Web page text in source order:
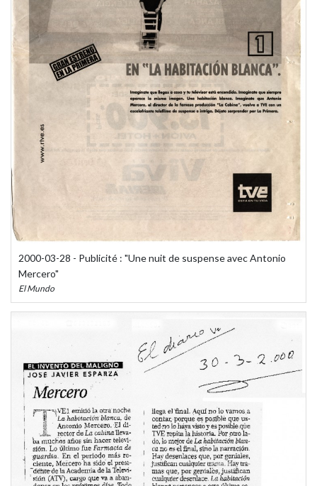
2000-03-28 - Publicité : "Une nuit de suspense avec Antonio
Mercero"
El Mundo